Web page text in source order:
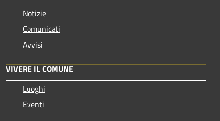
Notizie
Comunicati
Avvisi
VIVERE IL COMUNE
Luoghi
Eventi